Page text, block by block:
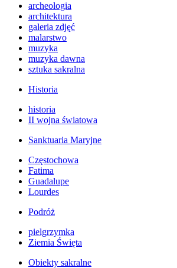
archeologia
architektura
galeria zdjęć
malarstwo
muzyka
muzyka dawna
sztuka sakralna
Historia
historia
II wojna światowa
Sanktuaria Maryjne
Częstochowa
Fatima
Guadalupe
Lourdes
Podróż
pielgrzymka
Ziemia Święta
Obiekty sakralne